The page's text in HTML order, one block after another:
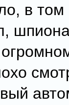
в том